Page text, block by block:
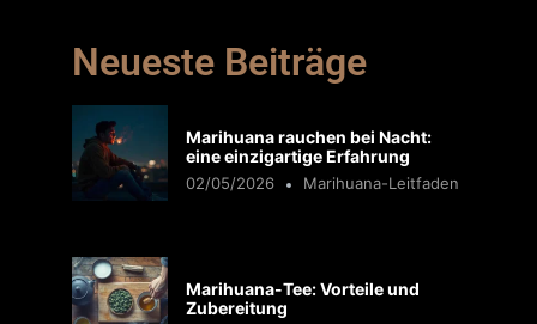
Neueste Beiträge
Marihuana rauchen bei Nacht:
eine einzigartige Erfahrung
02/05/2026 Marihuana-Leitfaden
Marihuana-Tee: Vorteile und
Zubereitung